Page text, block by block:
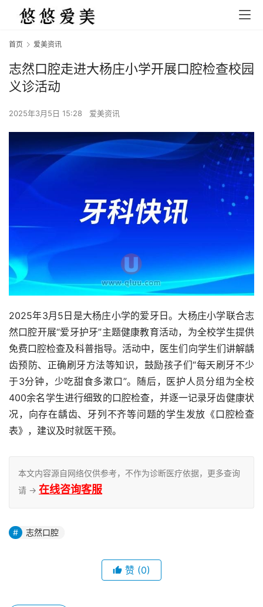
首页 爱美资讯
志然口腔走进大杨庄小学开展口腔检查校园
义诊活动
2025年3月5日 15:28 爱美资讯
2025年3月5日是大杨庄小学的爱牙日。大杨庄小学联合志
然口腔开展“爱牙护牙”主题健康教育活动，为全校学生提供
免费口腔检查及科普指导。活动中，医生们向学生们讲解龋
齿预防、正确刷牙方法等知识，鼓励孩子们“每天刷牙不少
于3分钟，少吃甜食多漱口”。随后，医护人员分组为全校
400余名学生进行细致的口腔检查，并逐一记录牙齿健康状
况，向存在龋齿、牙列不齐等问题的学生发放《口腔检查
表》，建议及时就医干预。
本文内容源自网络仅供参考，不作为诊断医疗依据，更多查询
请 → 在线咨询客服
志然口腔
赞 (0)